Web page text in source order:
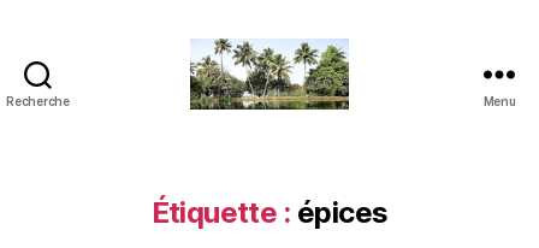
Recherche Menu
Étiquette : épices